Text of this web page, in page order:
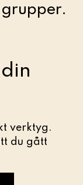
verktyg.
du gått